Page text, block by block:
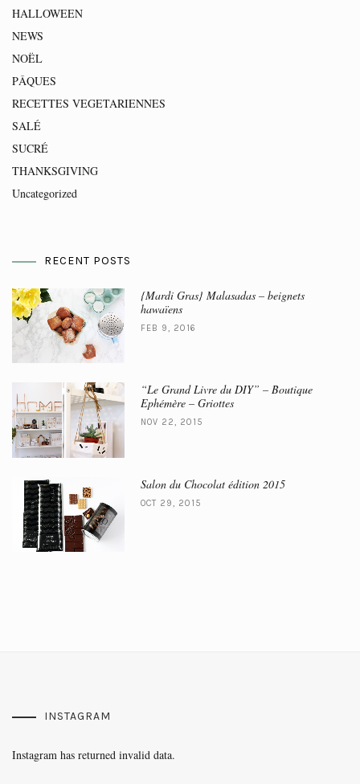
HALLOWEEN
NEWS
NOËL
PÂQUES
RECETTES VEGETARIENNES
SALÉ
SUCRÉ
THANKSGIVING
Uncategorized
RECENT POSTS
{Mardi Gras} Malasadas – beignets
hawaïens
FEB 9, 2016
“Le Grand Livre du DIY” – Boutique
Ephémère – Griottes
NOV 22, 2015
Salon du Chocolat édition 2015
OCT 29, 2015
INSTAGRAM
Instagram has returned invalid data.